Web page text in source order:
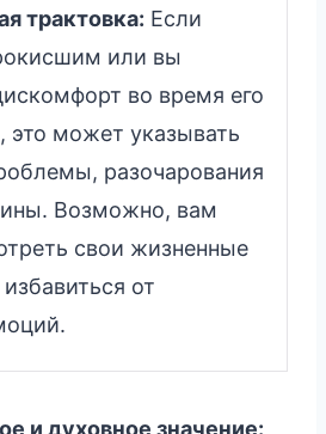
трактовка: Если
или вы
во время его
это может указывать
разочарования
Возможно, вам
свои жизненные
от
и духовное значение: